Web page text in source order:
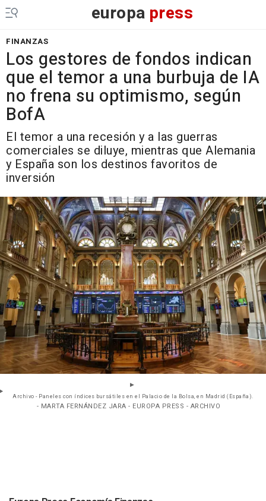
europa press
FINANZAS
Los gestores de fondos indican
que el temor a una burbuja de IA
no frena su optimismo, según
BofA
El temor a una recesión y a las guerras
comerciales se diluye, mientras que Alemania
y España son los destinos favoritos de
inversión
Archivo - Paneles con índices bursátiles en el Palacio de la Bolsa, en Madrid (España).
- MARTA FERNÁNDEZ JARA - EUROPA PRESS - ARCHIVO